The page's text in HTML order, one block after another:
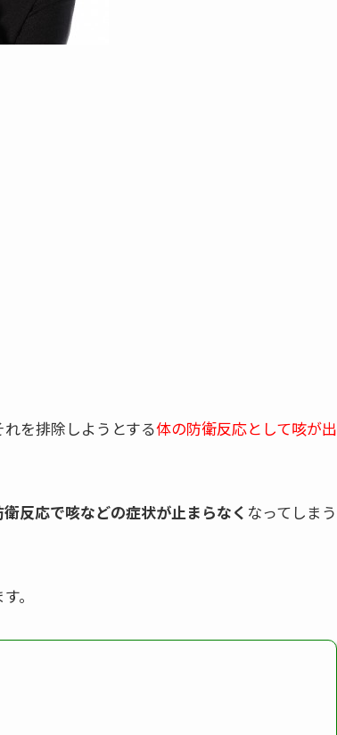
を排除しようとする体の防衛反応として咳が出
反応で咳などの症状が止まらなく なってしまう
。